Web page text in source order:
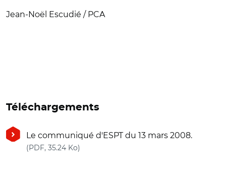
Jean-Noël Escudié / PCA
Téléchargements
Le communiqué d'ESPT du 13 mars 2008.
(PDF, 35.24 Ko)